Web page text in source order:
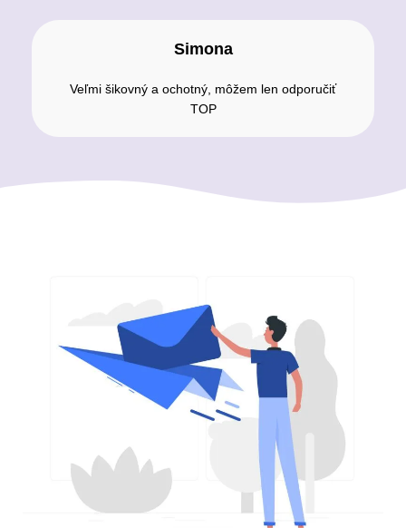
Simona
Veľmi šikovný a ochotný, môžem len odporučiť
TOP